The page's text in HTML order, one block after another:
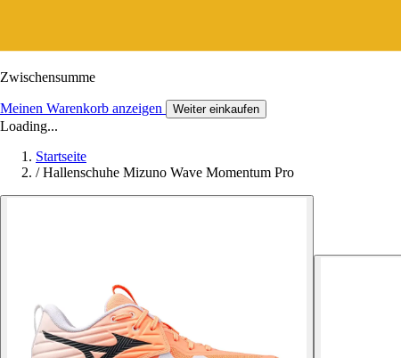
Zwischensumme
Meinen Warenkorb anzeigen Weiter einkaufen
Loading...
Startseite
/ Hallenschuhe Mizuno Wave Momentum Pro